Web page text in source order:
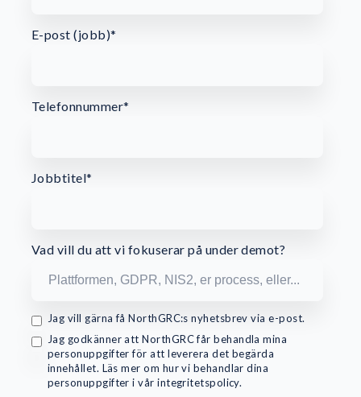
E-post (jobb)*
Telefonnummer*
Jobbtitel*
Vad vill du att vi fokuserar på under demot?
Jag vill gärna få NorthGRC:s nyhetsbrev via e-post.
Jag godkänner att NorthGRC får behandla mina
personuppgifter för att leverera det begärda
innehållet. Läs mer om hur vi behandlar dina
personuppgifter i vår integritetspolicy.